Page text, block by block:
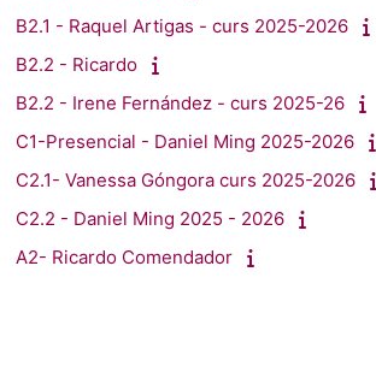
B2.1 - Raquel Artigas - curs 2025-2026
B2.2 - Ricardo
B2.2 - Irene Fernández - curs 2025-26
C1-Presencial - Daniel Ming 2025-2026
C2.1- Vanessa Góngora curs 2025-2026
C2.2 - Daniel Ming 2025 - 2026
A2- Ricardo Comendador